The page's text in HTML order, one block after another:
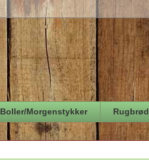
Boller/Morgenstykker Rugbrød